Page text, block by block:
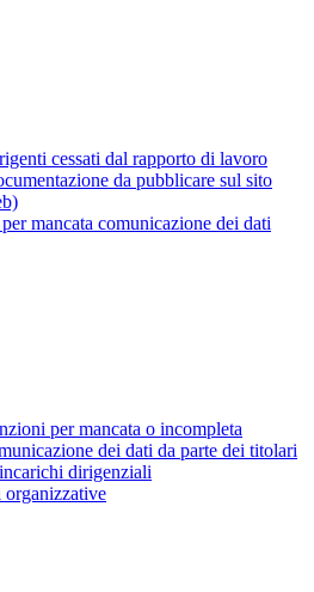
cessati dal rapporto di lavoro
da pubblicare sul sito
mancata comunicazione dei dati
per mancata o incompleta
dei dati da parte dei titolari
dirigenziali
organizzative